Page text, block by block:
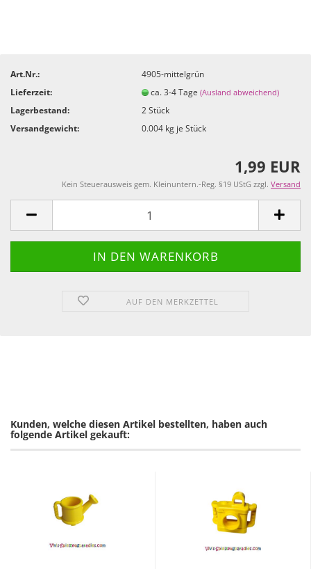
Art.Nr.:
4905-mittelgrün
Lieferzeit:
ca. 3-4 Tage(Ausland abweichend)
Lagerbestand: 2Stück
Versandgewicht:
0.004 kg je Stück
1,99 EUR
Kein Steuerausweis gem. Kleinuntern.-Reg. §19 UStG zzgl. Versand
AUF DEN MERKZETTEL
Kunden, welche diesen Artikel bestellten, haben auch
folgende Artikel gekauft: